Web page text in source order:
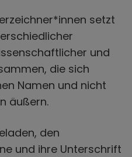
setzt
und
die sich
Namen und nicht
äußern.
den
und ihre Unterschrift